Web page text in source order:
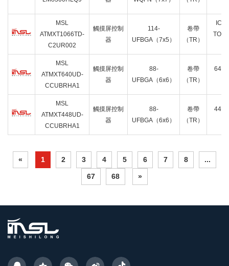
MSL
ATMXT1066TD-
C2UR002
觸摸屏控制
器
114-
UFBGA（7x5）
卷帶
（TR）
IC
MSL
ATMXT640UD-
CCUBRHA1
觸摸屏控制
器
88-
UFBGA（6x6）
卷帶
（TR）
MSL
ATMXT448UD-
CCUBRHA1
觸摸屏控制
器
88-
UFBGA（6x6）
卷帶
（TR）
« 1 2 3 4 5 6 7 8 ...
67 68 »